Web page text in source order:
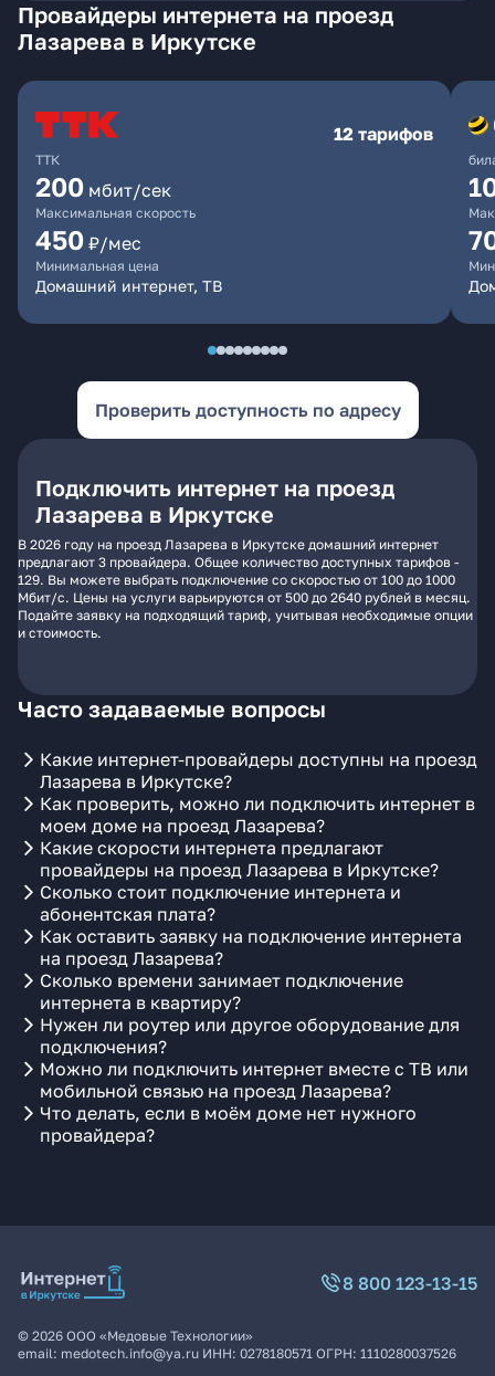
Провайдеры интернета на проезд
Лазарева в Иркутске
ТТК
12 тарифов
200 мбит/сек
Максимальная скорость
450 ₽/мес
Минимальная цена
Домашний интернет, ТВ
Проверить доступность по адресу
Подключить интернет на проезд
Лазарева в Иркутске
В 2026 году на проезд Лазарева в Иркутске домашний интернет
предлагают 3 провайдера. Общее количество доступных тарифов -
129. Вы можете выбрать подключение со скоростью от 100 до 1000
Мбит/с. Цены на услуги варьируются от 500 до 2640 рублей в месяц.
Подайте заявку на подходящий тариф, учитывая необходимые опции
и стоимость.
Часто задаваемые вопросы
Какие интернет-провайдеры доступны на проезд
Лазарева в Иркутске?
Как проверить, можно ли подключить интернет в
моем доме на проезд Лазарева?
Какие скорости интернета предлагают
провайдеры на проезд Лазарева в Иркутске?
Сколько стоит подключение интернета и
абонентская плата?
Как оставить заявку на подключение интернета
на проезд Лазарева?
Сколько времени занимает подключение
интернета в квартиру?
Нужен ли роутер или другое оборудование для
подключения?
Можно ли подключить интернет вместе с ТВ или
мобильной связью на проезд Лазарева?
Что делать, если в моём доме нет нужного
провайдера?
8 800 123-13-15
© 2026 ООО «Медовые Технологии»
email: medotech.info@ya.ru ИНН: 0278180571 ОГРН: 1110280037526